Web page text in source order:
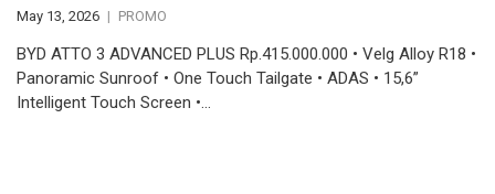
May 13, 2026 PROMO
BYD ATTO 3 ADVANCED PLUS Rp.415.000.000 • Velg Alloy R18 •
Panoramic Sunroof • One Touch Tailgate • ADAS • 15,6”
Intelligent Touch Screen •…